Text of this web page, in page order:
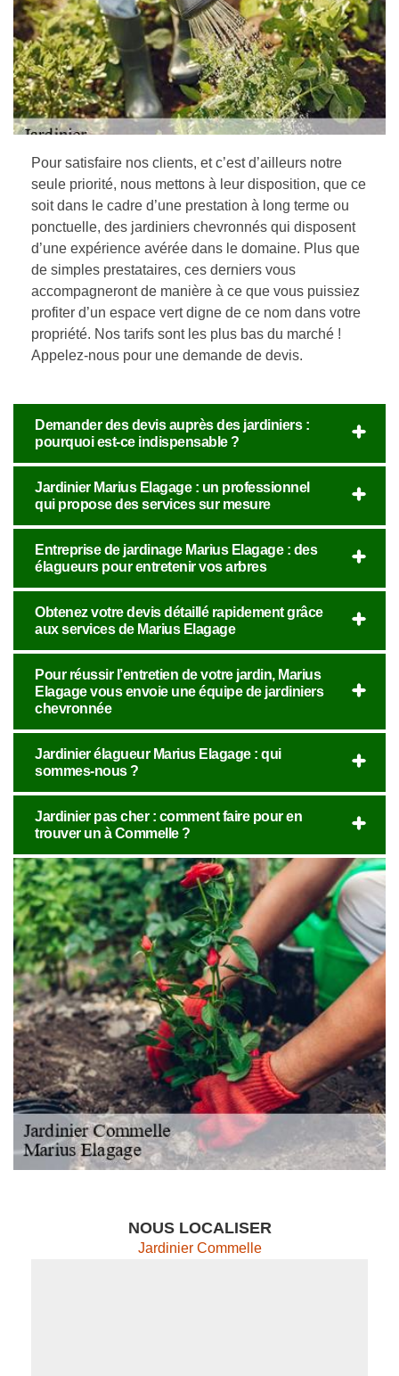
Pour satisfaire nos clients, et c’est d’ailleurs notre
seule priorité, nous mettons à leur disposition, que ce
soit dans le cadre d’une prestation à long terme ou
ponctuelle, des jardiniers chevronnés qui disposent
d’une expérience avérée dans le domaine. Plus que
de simples prestataires, ces derniers vous
accompagneront de manière à ce que vous puissiez
profiter d’un espace vert digne de ce nom dans votre
propriété. Nos tarifs sont les plus bas du marché !
Appelez-nous pour une demande de devis.
Demander des devis auprès des jardiniers :
pourquoi est-ce indispensable ?
Jardinier Marius Elagage : un professionnel
qui propose des services sur mesure
Entreprise de jardinage Marius Elagage : des
élagueurs pour entretenir vos arbres
Obtenez votre devis détaillé rapidement grâce
aux services de Marius Elagage
Pour réussir l’entretien de votre jardin, Marius
Elagage vous envoie une équipe de jardiniers
chevronnée
Jardinier élagueur Marius Elagage : qui
sommes-nous ?
Jardinier pas cher : comment faire pour en
trouver un à Commelle ?
NOUS LOCALISER
Jardinier Commelle